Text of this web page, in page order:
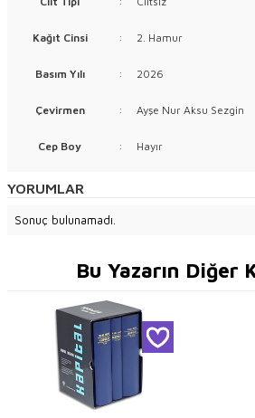
Kağıt Cinsi : 2. Hamur
Basım Yılı : 2026
Çevirmen : Ayşe Nur Aksu Sezgin
Cep Boy : Hayır
YORUMLAR
Sonuç bulunamadı.
Bu Yazarın Diğer